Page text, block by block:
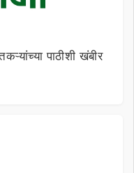
पाठीशी खंबीर